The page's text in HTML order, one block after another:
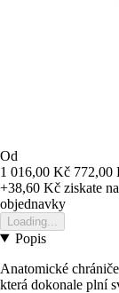
Od
1 016,00 Kč 772,00
+38,60 Kč ziskate
objednavky
Loading...
Popis
Anatomické
která dokonale plní